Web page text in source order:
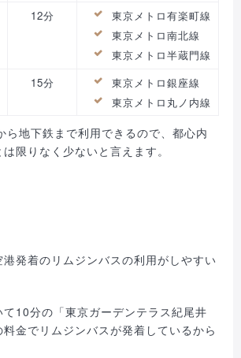
12分
東京メトロ有楽町線
東京メトロ南北線
東京メトロ半蔵門線
15分
東京メトロ銀座線
東京メトロ丸ノ内線
ら地下鉄まで利用できるので、都心内
限りなく少ないと言えます。
発着のリムジンバスの利用がしやすい
て10分の「東京ガーデンテラス紀尾井
金でリムジンバスが発着しているから